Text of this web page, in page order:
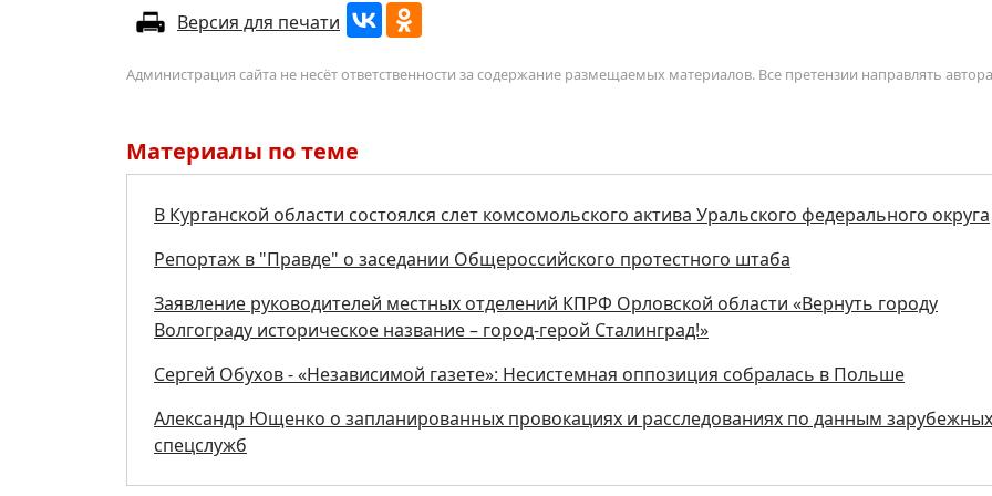
Версия для печати
Администрация сайта не несёт ответственности за содержание размещаемых материалов. Все претензии направлять
Материалы по теме
В Курганской области состоялся слет комсомольского актива Уральского федерального округа
Репортаж в "Правде" о заседании Общероссийского протестного штаба
Заявление руководителей местных отделений КПРФ Орловской области «Вернуть городу
Волгограду историческое название – город-герой Сталинград!»
Сергей Обухов - «Независимой газете»: Несистемная оппозиция собралась в Польше
Александр Ющенко о запланированных провокациях и расследованиях по данным зарубежных
спецслужб